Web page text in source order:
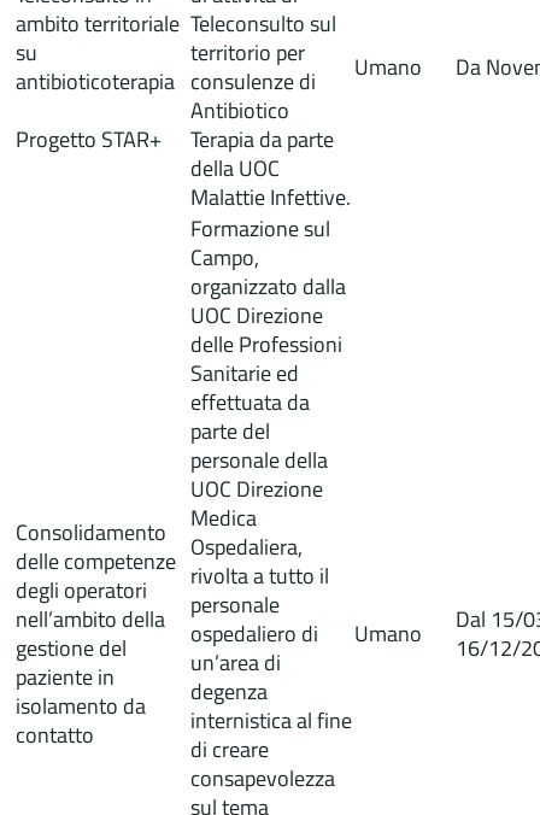
ambito territoriale
su
antibioticoterapia
Progetto STAR+
Teleconsulto sul
territorio per
consulenze di
Antibiotico
Terapia da parte
della UOC
Malattie Infettive.
Umano Da
Consolidamento
delle competenze
degli operatori
nell’ambito della
gestione del
paziente in
isolamento da
contatto
Formazione sul
Campo,
organizzato dalla
UOC Direzione
delle Professioni
Sanitarie ed
effettuata da
parte del
personale della
UOC Direzione
Medica
Ospedaliera,
rivolta a tutto il
personale
ospedaliero di
un’area di
degenza
internistica al fine
di creare
consapevolezza
sul tema
Umano
Dal 15/
16/12/